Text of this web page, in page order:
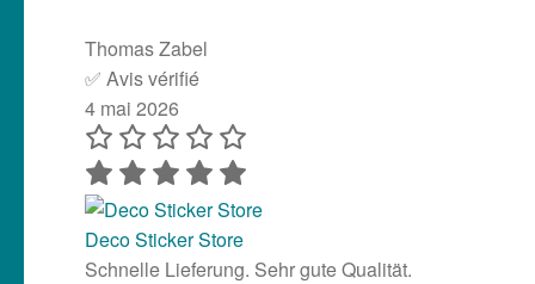
Thomas Zabel
✅ Avis vérifié
4 mai 2026
Deco Sticker Store
Schnelle Lieferung. Sehr gute Qualität.